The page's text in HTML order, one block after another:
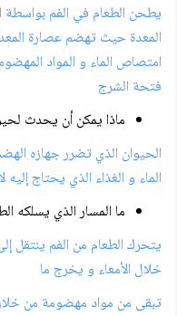
يطحن الطعام في الفم بواسطة
المعدة حيث تهضم عصارة
امتصاص الماء و المواد
فتحة الشرج
ماذا يمكن أن يحدث
الحيوان الذي تضرر جهازه
الماء و الغذاء الذي يحتاج إليه
ما المسار الذي يسلكه
يتحرك الطعام من الفم ينتقل
خلال الأمعاء و يخرج ما
تبقى من مواد مهضومة من